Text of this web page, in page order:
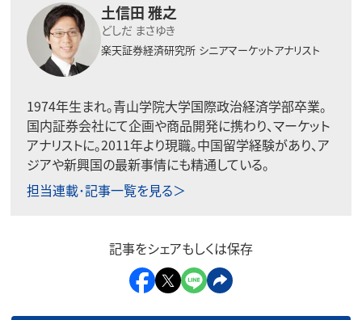
土信田 雅之
どしだ まさゆき
楽天証券経済研究所 シニアマーケットアナリスト
1974年生まれ。青山学院大学国際政治経済学部卒業。
国内証券会社にて企画や商品開発に携わり、マーケット
アナリストに。2011年より現職。中国留学経験があり、ア
ジアや新興国の最新事情にも精通している。
担当連載･記事一覧を見る＞
記事をシェアもしくは保存